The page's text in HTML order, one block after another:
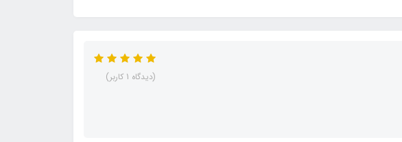
(دیدگاه 1 کاربر)